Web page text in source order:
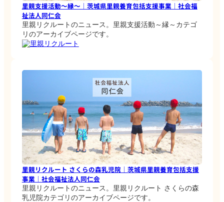
里親支援活動～縁～｜茨城県里親養育包括支援事業｜社会福
祉法人同仁会
里親リクルートのニュース。里親支援活動～縁～カテゴ
リのアーカイブページです。
里親リクルート
里親リクルート さくらの森乳児院｜茨城県里親養育包括支援
事業｜社会福祉法人同仁会
里親リクルートのニュース。里親リクルート さくらの森
乳児院カテゴリのアーカイブページです。